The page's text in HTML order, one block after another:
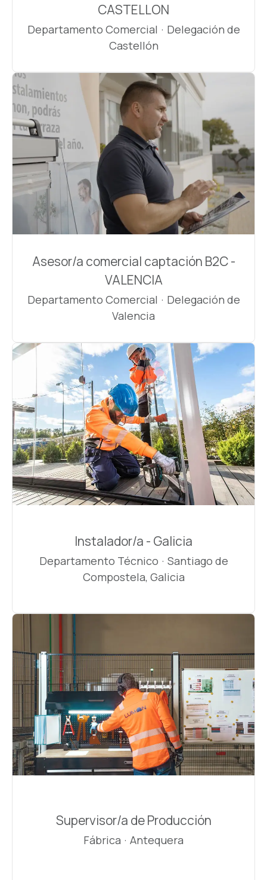
CASTELLON
Departamento Comercial · Delegación de
Castellón
Asesor/a comercial captación B2C -
VALENCIA
Departamento Comercial · Delegación de
Valencia
Instalador/a - Galicia
Departamento Técnico · Santiago de
Compostela, Galicia
Supervisor/a de Producción
Fábrica · Antequera